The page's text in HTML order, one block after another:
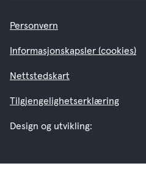
Personvern
Informasjonskapsler (cookies)
Nettstedskart
Tilgjengelighetserklæring
Design og utvikling: